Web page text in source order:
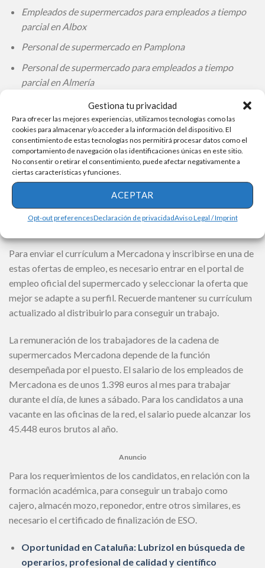
Gestiona tu privacidad
Para ofrecer las mejores experiencias, utilizamos tecnologías como las
cookies para almacenar y/o acceder a la información del dispositivo. El
consentimiento de estas tecnologías nos permitirá procesar datos como el
comportamiento de navegación o las identificaciones únicas en este sitio.
No consentir o retirar el consentimiento, puede afectar negativamente a
ciertas características y funciones.
ACEPTAR
Opt-out preferencesDeclaración de privacidadAviso Legal / Imprint
Empleados de supermercados para empleados a tiempo
parcial en Albox
Personal de supermercado en Pamplona
Personal de supermercado para empleados a tiempo
parcial en Almería
Doctor por el País Vasco y Navarra
Personal de supermercado a tiempo parcial en Málaga
Personal de supermercado en Torrent
Personal de supermercado en Salamanca
Envíe su currículum o programe su entrevista en línea.
¡Atención! Red de productos deportivos Decathlon
Para enviar el currículum a Mercadona y inscribirse en una de
estas ofertas de empleo, es necesario entrar en el portal de
empleo oficial del supermercado y seleccionar la oferta que
mejor se adapte a su perfil. Recuerde mantener su currículum
actualizado al distribuirlo para conseguir un trabajo.
La remuneración de los trabajadores de la cadena de
supermercados Mercadona depende de la función
desempeñada por el puesto. El salario de los empleados de
Mercadona es de unos 1.398 euros al mes para trabajar
durante el día, de lunes a sábado. Para los candidatos a una
vacante en las oficinas de la red, el salario puede alcanzar los
45.448 euros brutos al año.
Anuncio
Para los requerimientos de los candidatos, en relación con la
formación académica, para conseguir un trabajo como
cajero, almacén mozo, reponedor, entre otros similares, es
necesario el certificado de finalización de ESO.
Oportunidad en Cataluña: Lubrizol en búsqueda de
operarios, profesional de calidad y científico